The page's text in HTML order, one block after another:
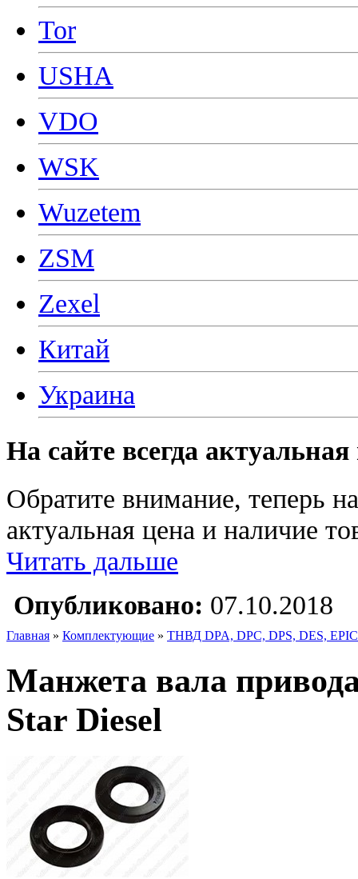
Tor
USHA
VDO
WSK
Wuzetem
ZSM
Zexel
Китай
Украина
На сайте всегда
Обратите внимание, теперь
актуальная цена и наличие
Читать дальше
Опубликовано: 07.10.2018
Главная » Комплектующие » ТНВД DPA, DPC, DPS, DES, EPIC
Манжета вала
Star Diesel